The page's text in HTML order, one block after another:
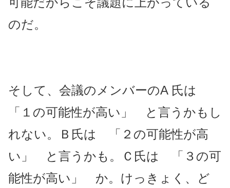
のだ。
そして、会議のメンバーのA 氏は
「１の可能性が高い」 と言うかもし
れない。Ｂ氏は 「２の可能性が高
い」 と言うかも。Ｃ氏は 「３の可
能性が高い」 か。けっきょく、ど